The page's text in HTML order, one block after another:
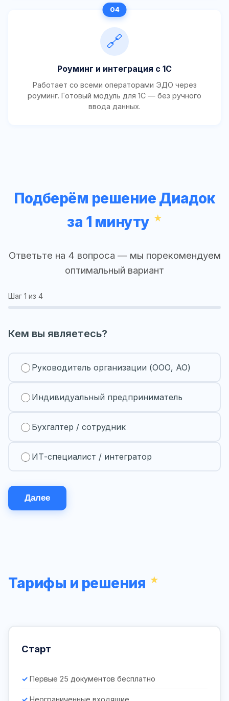
🔗
Роуминг и интеграция с 1С
Работает со всеми операторами ЭДО через
роуминг. Готовый модуль для 1С — без ручного
ввода данных.
Подберём решение Диадок
за 1 минуту
Ответьте на 4 вопроса — мы порекомендуем
оптимальный вариант
Шаг 1 из 4
Кем вы являетесь?
Руководитель организации (ООО, АО)
Индивидуальный предприниматель
Бухгалтер / сотрудник
ИТ-специалист / интегратор
Далее
Тарифы и решения
Старт
Первые 25 документов бесплатно
Неограниченные входящие